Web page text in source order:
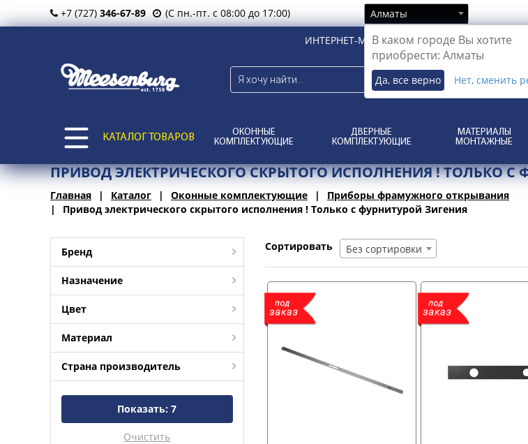
+7 (727) 346-67-89 (С пн.-пт. с 08:00 до 17:00) Алматы
В каком городе Вы хотите
приобрести: Алматы
Да, все верно Нет, сменить
ИНТЕРНЕТ-МАГАЗИН ДЛЯ РОЗНИЧНЫХ И
КАТАЛОГ ТОВАРОВ
ОКОННЫЕ
КОМПЛЕКТУЮЩИЕ
ДВЕРНЫЕ
КОМПЛЕКТУЮЩИЕ
МАТЕРИАЛЫ
МОНТАЖНЫЕ
ПРИВОД ЭЛЕКТРИЧЕСКОГО СКРЫТОГО ИСПОЛНЕНИЯ ! ТОЛЬКО С
Главная Каталог Оконные комплектующие
Приборы фрамужного открывания
Привод электрического скрытого исполнения ! Только с фурнитурой Зигения
Бренд
Назначение
Цвет
Материал
Страна производитель
Показать:7
Очистить
Сортировать Без сортировки